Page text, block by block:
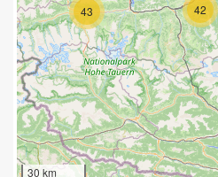
42
43
30 km